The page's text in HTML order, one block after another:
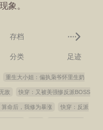
象。
存档
分类 足迹
重生大小姐：偏执枭爷怀里生奶
敌 快穿：又被美强惨反派BOSS
算命后，我修为暴涨 快穿：反派